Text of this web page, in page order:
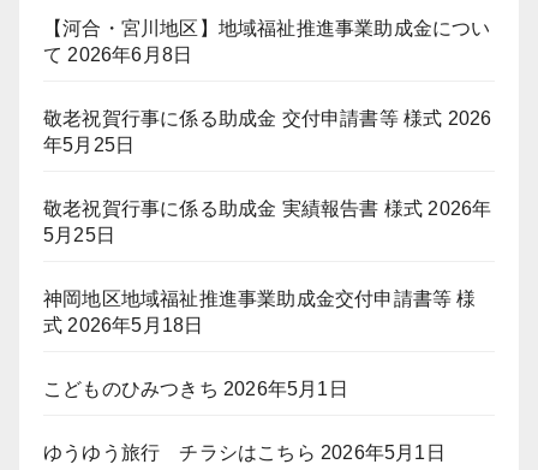
【河合・宮川地区】地域福祉推進事業助成金につい
て 2026年6月8日
敬老祝賀行事に係る助成金 交付申請書等 様式 2026
年5月25日
敬老祝賀行事に係る助成金 実績報告書 様式 2026年
5月25日
神岡地区地域福祉推進事業助成金交付申請書等 様
式 2026年5月18日
こどものひみつきち 2026年5月1日
ゆうゆう旅行 チラシはこちら 2026年5月1日